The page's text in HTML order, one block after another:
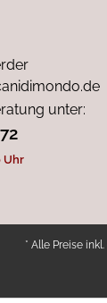
unter:
Uhr
* Alle Preise